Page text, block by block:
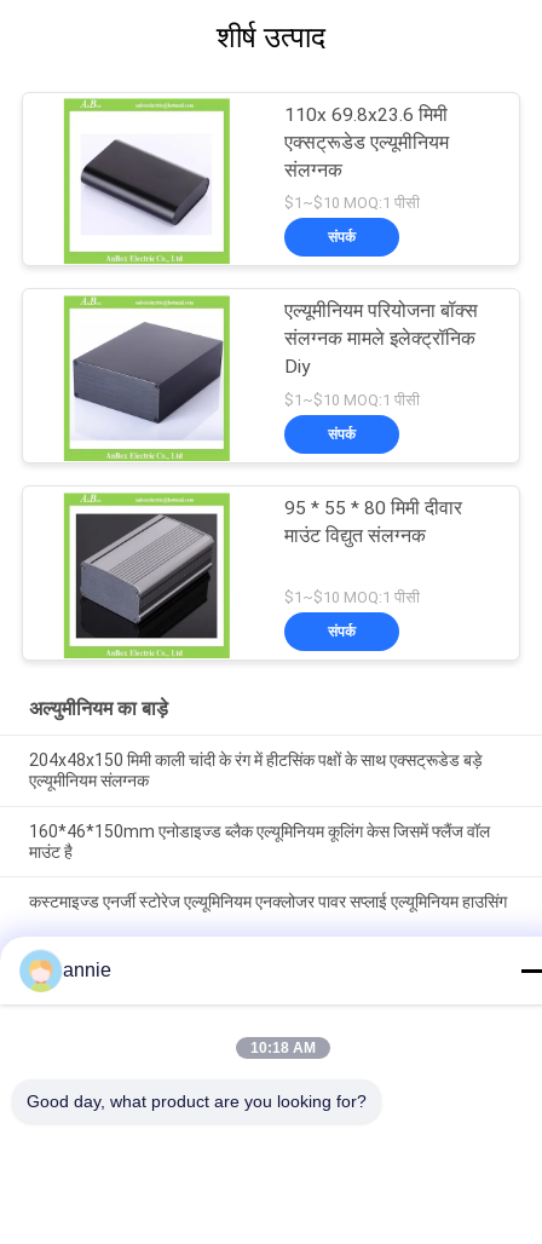
शीर्ष उत्पाद
110x 69.8x23.6 मिमी
एक्सट्रूडेड एल्यूमीनियम
संलग्नक
$1~$10 MOQ:1 पीसी
संपर्क
एल्यूमीनियम परियोजना बॉक्स
संलग्नक मामले इलेक्ट्रॉनिक
Diy
$1~$10 MOQ:1 पीसी
संपर्क
95 * 55 * 80 मिमी दीवार
माउंट विद्युत संलग्नक
$1~$10 MOQ:1 पीसी
संपर्क
अल्युमीनियम का बाड़े
204x48x150 मिमी काली चांदी के रंग में हीटसिंक पक्षों के साथ एक्सट्रूडेड बड़े
एल्यूमीनियम संलग्नक
160*46*150mm एनोडाइज्ड ब्लैक एल्यूमिनियम कूलिंग केस जिसमें फ्लैंज वॉल
माउंट है
कस्टमाइज्ड एनर्जी स्टोरेज एल्यूमिनियम एनक्लोजर पावर सप्लाई एल्यूमिनियम हाउसिंग
लोकप्रिय श्रेणियां
निविड़ अंधकार प्लास्टिक
संलग्नक बॉक्स
प्लास्टिक इलेक्ट्रिकल
annie
10:18 AM
Good day, what product are you looking for?